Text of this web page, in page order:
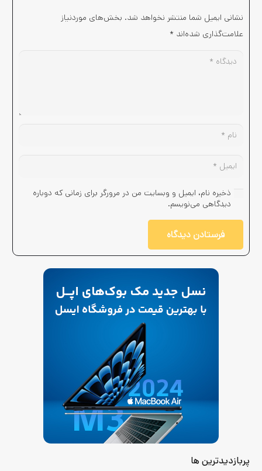
نشانی ایمیل شما منتشر نخواهد شد. بخش‌های موردنیاز
علامت‌گذاری شده‌اند *
ذخیره نام، ایمیل و وبسایت من در مرورگر برای زمانی که دوباره
دیدگاهی می‌نویسم.
فرستادن دیدگاه
پربازدیدترین ها